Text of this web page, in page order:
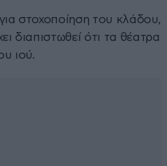
στοχοποίηση του κλάδου,
διαπιστωθεί ότι τα θέατρα
ιού.